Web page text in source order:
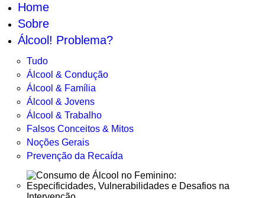
Home
Sobre
Álcool! Problema?
Tudo
Álcool & Condução
Álcool & Família
Álcool & Jovens
Álcool & Trabalho
Falsos Conceitos & Mitos
Noções Gerais
Prevenção da Recaída